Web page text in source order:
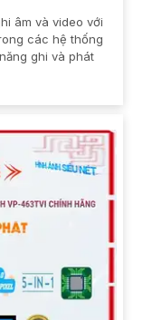
âm và video với
các hệ thống
ghi và phát